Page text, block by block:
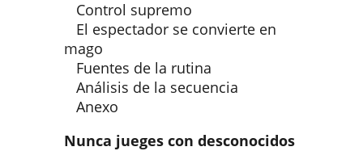
Control supremo
El espectador se convierte en
mago
Fuentes de la rutina
Análisis de la secuencia
Anexo
Nunca jueges con desconocidos